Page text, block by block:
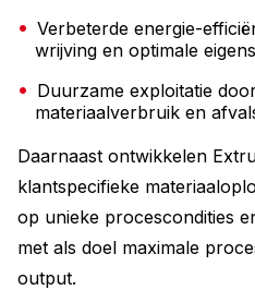
Verbeterde energie-
wrijving en optimale
Duurzame exploitatie
materiaalverbruik en
Daarnaast ontwikkelen
klantspecifieke
op unieke procescondities
met als doel maximale
output.